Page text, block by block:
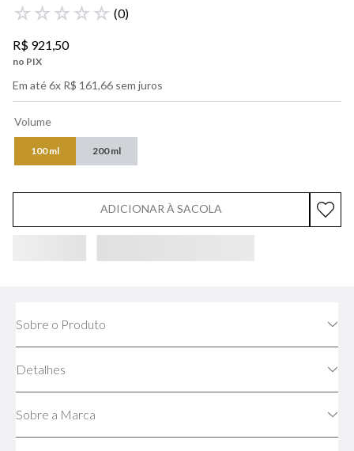
☆ ☆ ☆ ☆ ☆ (0)
R$ 921,50
no PIX
Em até6x R$ 161,66 sem juros
Volume
100 ml 200 ml
ADICIONAR À SACOLA
Sobre o Produto
Detalhes
Sobre a Marca